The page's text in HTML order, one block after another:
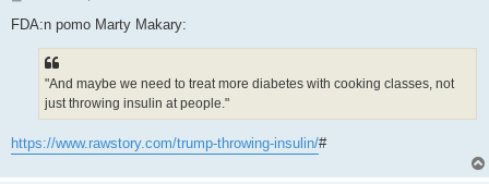
e
FDA:n pomo Marty Makary:
"And maybe we need to treat more diabetes with cooking classes, not
just throwing insulin at people."
https://www.rawstory.com/trump-throwing-insulin/#